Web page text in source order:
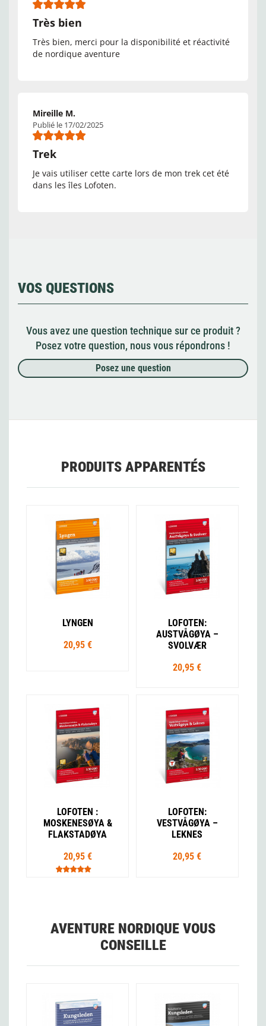
Très bien
Très bien, merci pour la disponibilité et réactivité
de nordique aventure
Mireille M.
Publié le 17/02/2025
Trek
Je vais utiliser cette carte lors de mon trek cet été
dans les îles Lofoten.
VOS QUESTIONS
Vous avez une question technique sur ce produit ?
Posez votre question, nous vous répondrons !
Posez une question
PRODUITS APPARENTÉS
LYNGEN
20,95 €
LOFOTEN:
AUSTVÅGØYA –
SVOLVÆR
20,95 €
LOFOTEN :
MOSKENESØYA &
FLAKSTADØYA
20,95 €
LOFOTEN:
VESTVÅGØYA –
LEKNES
20,95 €
AVENTURE NORDIQUE VOUS
CONSEILLE